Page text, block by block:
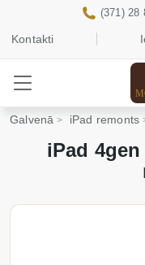
Kontakti
(371) 28
Galvenā iPad remonts
iPad 4gen